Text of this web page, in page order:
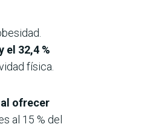
el 32,4 %
física.
ofrecer
al 15 % del